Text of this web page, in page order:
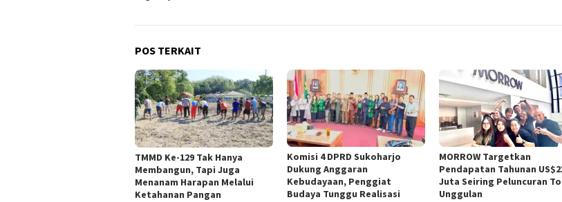
POS TERKAIT
TMMD Ke-129 Tak Hanya
Membangun, Tapi Juga
Menanam Harapan Melalui
Ketahanan Pangan
Komisi 4 DPRD Sukoharjo
Dukung Anggaran
Kebudayaan, Penggiat
Budaya Tunggu Realisasi
MORROW Targetkan
Pendapatan Tahunan
Juta Seiring Peluncuran
Unggulan